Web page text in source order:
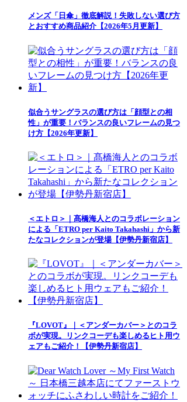
メンズ「日傘」徹底解説！失敗しない選び方
とおすすめ商品紹介【2026年5月更新】
似合うサングラスの選び方は「顔型との相
性」が重要！バランスの良いフレームの見つ
け方【2026年更新】
＜エトロ＞｜髙橋海人とのコラボレーション
による「ETRO per Kaito Takahashi」から新
たなコレクションが登場【伊勢丹新宿店】
『LOVOT』｜＜アンダーカバー＞とのコラ
ボが実現。リンクコーデも楽しめるヒト用ウ
ェアもご紹介！【伊勢丹新宿店】